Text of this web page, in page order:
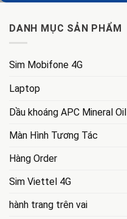
DANH MỤC SẢN PHẨM
Sim Mobifone 4G
Laptop
Dầu khoáng APC Mineral Oil
Màn Hình Tương Tác
Hàng Order
Sim Viettel 4G
hành trang trên vai